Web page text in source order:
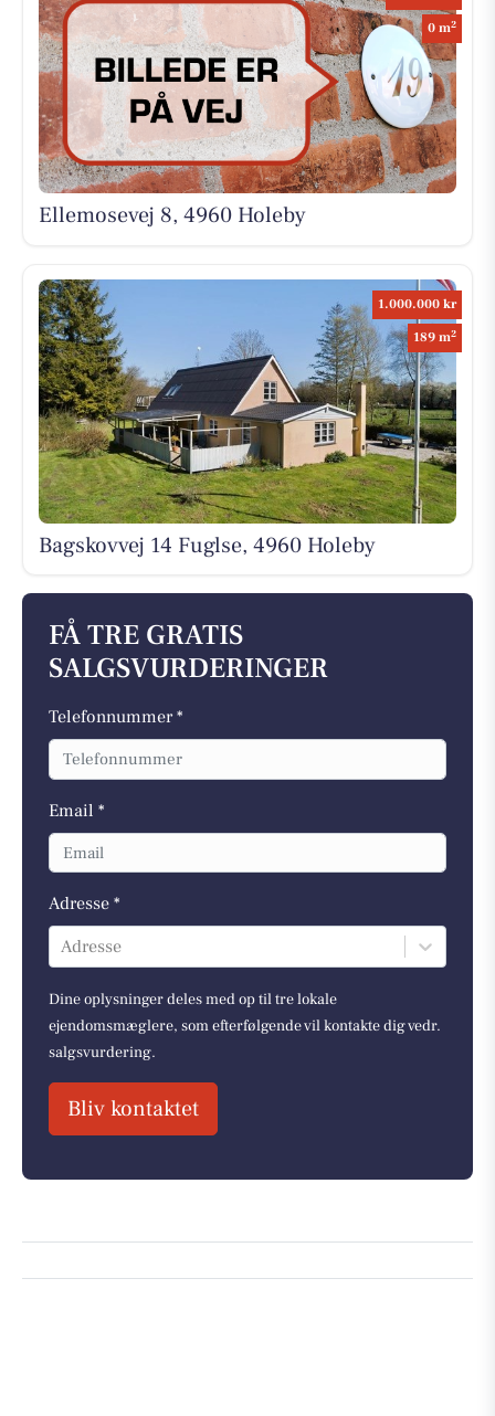
0 m2
Ellemosevej 8, 4960 Holeby
1.000.000 kr
189 m2
Bagskovvej 14 Fuglse, 4960 Holeby
FÅ TRE GRATIS
SALGSVURDERINGER
Telefonnummer *
Email *
Adresse *
Adresse
Dine oplysninger deles med op til tre lokale
ejendomsmæglere, som efterfølgende vil kontakte dig vedr.
salgsvurdering.
Bliv kontaktet